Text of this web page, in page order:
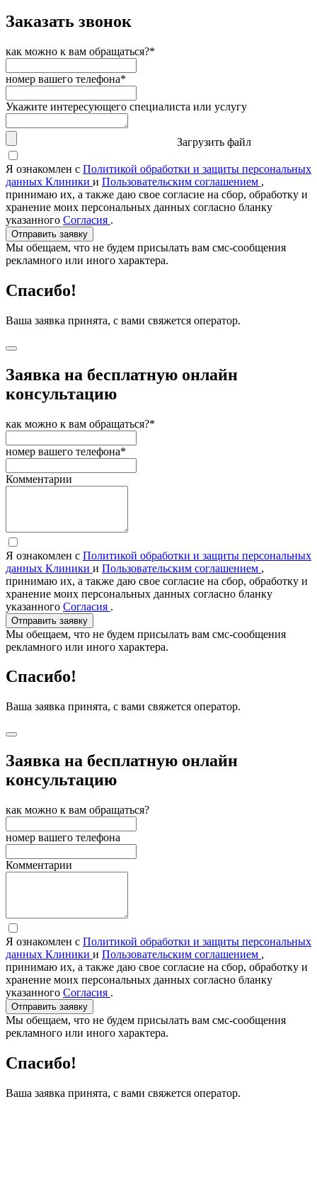
Заказать звонок
как можно к вам обращаться?*
номер вашего телефона*
Укажите интересующего специалиста или услугу
Загрузить файл
Я ознакомлен с Политикой обработки и защиты персональных
данных Клиники и Пользовательским соглашением ,
принимаю их, а также даю свое согласие на сбор, обработку и
хранение моих персональных данных согласно бланку
указанного Согласия .
Отправить заявку
Мы обещаем, что не будем присылать вам смс-сообщения
рекламного или иного характера.
Спасибо!
Ваша заявка принята, с вами свяжется оператор.
Заявка на бесплатную онлайн
консультацию
как можно к вам обращаться?*
номер вашего телефона*
Комментарии
Я ознакомлен с Политикой обработки и защиты персональных
данных Клиники и Пользовательским соглашением ,
принимаю их, а также даю свое согласие на сбор, обработку и
хранение моих персональных данных согласно бланку
указанного Согласия .
Отправить заявку
Мы обещаем, что не будем присылать вам смс-сообщения
рекламного или иного характера.
Спасибо!
Ваша заявка принята, с вами свяжется оператор.
Заявка на бесплатную онлайн
консультацию
как можно к вам обращаться?
номер вашего телефона
Комментарии
Я ознакомлен с Политикой обработки и защиты персональных
данных Клиники и Пользовательским соглашением ,
принимаю их, а также даю свое согласие на сбор, обработку и
хранение моих персональных данных согласно бланку
указанного Согласия .
Отправить заявку
Мы обещаем, что не будем присылать вам смс-сообщения
рекламного или иного характера.
Спасибо!
Ваша заявка принята, с вами свяжется оператор.